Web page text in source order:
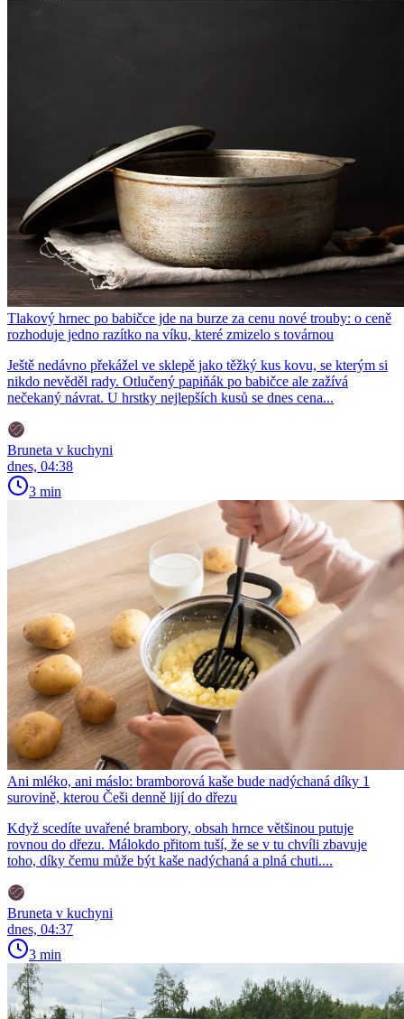
Tlakový hrnec po babičce jde na burze za cenu nové trouby: o ceně
rozhoduje jedno razítko na víku, které zmizelo s továrnou
Ještě nedávno překážel ve sklepě jako těžký kus kovu, se kterým si
nikdo nevěděl rady. Otlučený papiňák po babičce ale zažívá
nečekaný návrat. U hrstky nejlepších kusů se dnes cena...
Bruneta v kuchyni
dnes, 04:38
3 min
Ani mléko, ani máslo: bramborová kaše bude nadýchaná díky 1
surovině, kterou Češi denně lijí do dřezu
Když scedíte uvařené brambory, obsah hrnce většinou putuje
rovnou do dřezu. Málokdo přitom tuší, že se v tu chvíli zbavuje
toho, díky čemu může být kaše nadýchaná a plná chuti....
Bruneta v kuchyni
dnes, 04:37
3 min